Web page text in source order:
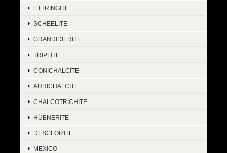
ETTRINGITE
SCHEELITE
GRANDIDIERITE
TRIPLITE
CONICHALCITE
AURICHALCITE
CHALCOTRICHITE
HÜBNERITE
DESCLOIZITE
MEXICO